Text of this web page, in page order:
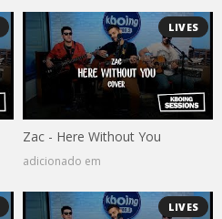
LIVES
Zac - Here Without You
adicionado em
LIVES